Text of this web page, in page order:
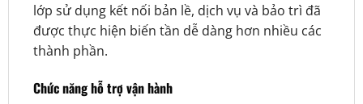
lớp sử dụng kết nối bản lề, dịch vụ và bảo trì đã
được thực hiện biến tần dễ dàng hơn nhiều các
thành phần.
Chức năng hỗ trợ vận hành